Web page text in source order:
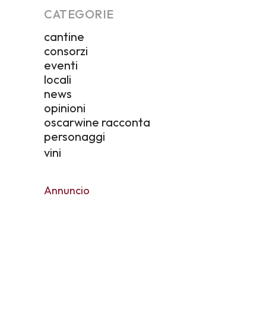
CATEGORIE
cantine
consorzi
eventi
locali
news
opinioni
oscarwine racconta
personaggi
vini
Annuncio